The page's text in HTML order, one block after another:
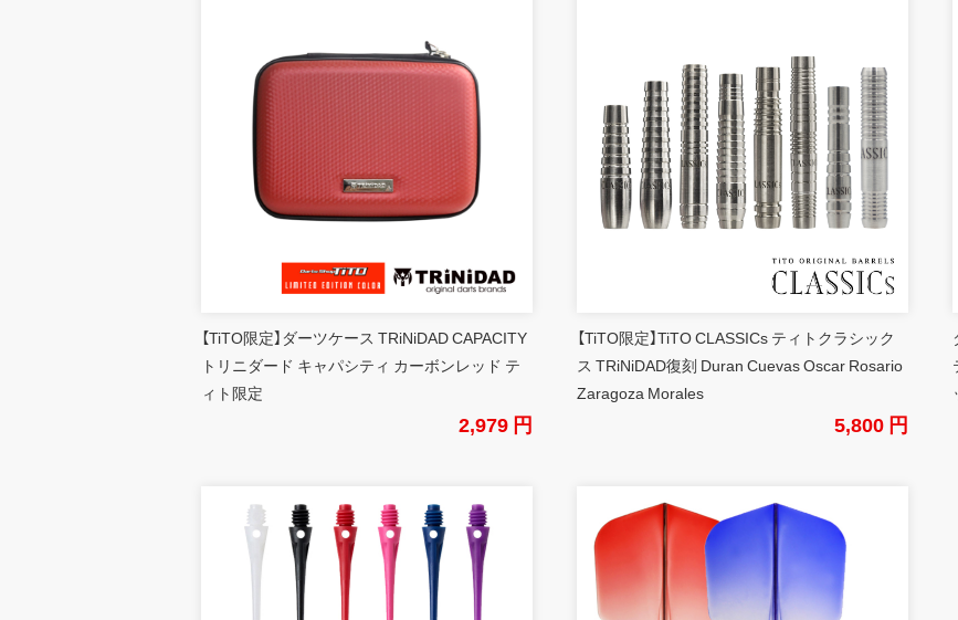
【TiTO限定】ダーツケース TRiNiDAD CAPACITY
トリニダード キャパシティ カーボンレッド テ
ィト限定
2,979 円
【TiTO限定】TiTO CLASSICs ティトクラシック
ス TRiNiDAD復刻 Duran Cuevas Oscar Rosario
Zaragoza Morales
5,800 円